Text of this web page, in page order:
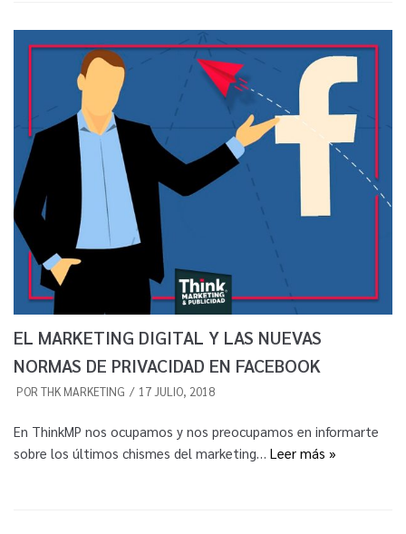
EL MARKETING DIGITAL Y LAS NUEVAS
NORMAS DE PRIVACIDAD EN FACEBOOK
POR THK MARKETING 17 JULIO, 2018
En ThinkMP nos ocupamos y nos preocupamos en informarte
sobre los últimos chismes del marketing… Leer más »